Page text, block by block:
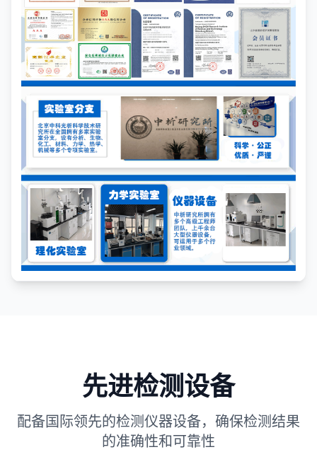
先进检测设备
配备国际领先的检测仪器设备，确保检测结果
的准确性和可靠性